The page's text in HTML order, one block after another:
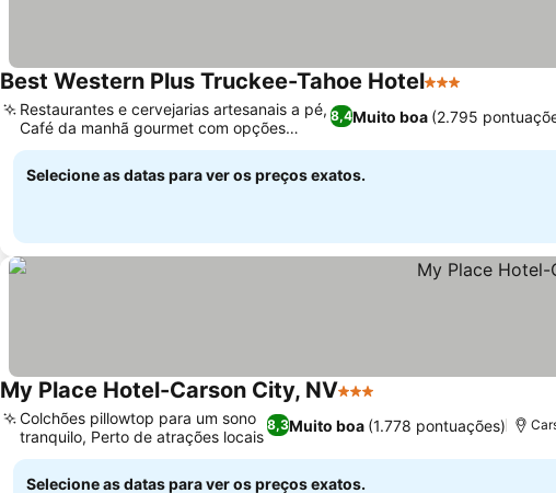
Best Western Plus Truckee-Tahoe Hotel3 Estrelas
8,4Muito boa (2.795
Restaurantes e cervejarias artesanais a pé,
Café da manhã gourmet com opções
personalizadas
Selecione as datas para ver os preços exatos.
My Place Hotel-Carson City, NV3 Estrelas
8,3Muito boa (1.778 pontuações)
Colchões pillowtop para um sono
tranquilo, Perto de atrações locais
Selecione as datas para ver os preços exatos.